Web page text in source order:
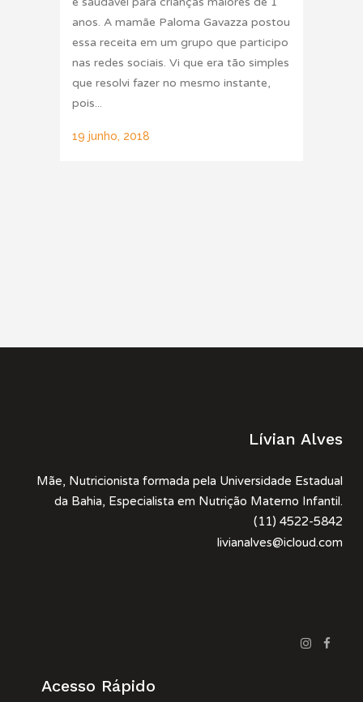
anos. A mamãe Paloma Gavazza postou
essa receita em um grupo que participo
nas redes sociais. Vi que era tão simples
que resolvi fazer no mesmo instante,
pois...
19 junho, 2018
Lívian Alves
Mãe, Nutricionista formada pela Universidade Estadual
da Bahia, Especialista em Nutrição Materno Infantil.
(11) 4522-5842
livianalves@icloud.com
Acesso Rápido